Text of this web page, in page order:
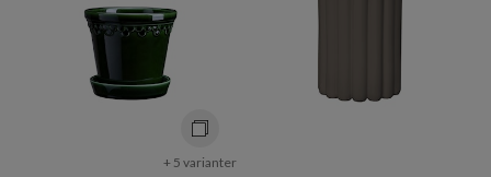
+ 5 varianter